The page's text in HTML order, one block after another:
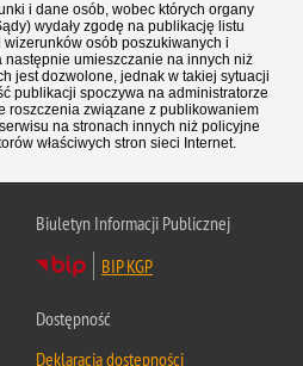
i dane osób, wobec których organy
wydały zgodę na publikację listu
osób poszukiwanych i
umieszczanie na innych niż
jest dozwolone, jednak w takiej sytuacji
publikacji spoczywa na administratorze
roszczenia związane z publikowaniem
na stronach innych niż policyjne
właściwych stron sieci Internet.
Biuletyn Informacji Publicznej
BIP KGP
Dostępność
Deklaracja dostępności